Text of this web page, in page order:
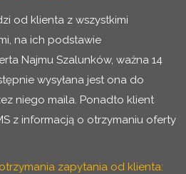
od klienta z wszystkimi
na ich podstawie
Najmu Szalunków, ważna 14
wysyłana jest ona do
niego maila. Ponadto klient
z informacją o otrzymaniu oferty
zapytania od klienta: